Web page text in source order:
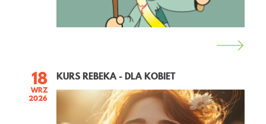
18
WRZ
2026
KURS REBEKA - DLA KOBIET